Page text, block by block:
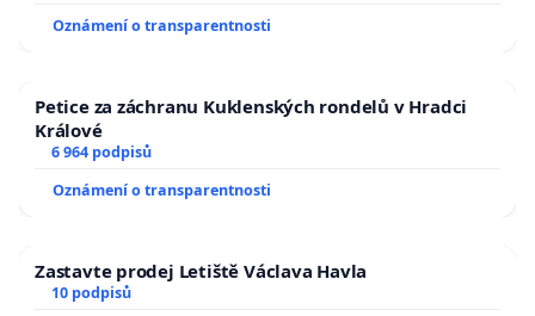
Oznámení o transparentnosti
Petice za záchranu Kuklenských rondelů v Hradci
Králové
6 964 podpisů
Oznámení o transparentnosti
Zastavte prodej Letiště Václava Havla
10 podpisů